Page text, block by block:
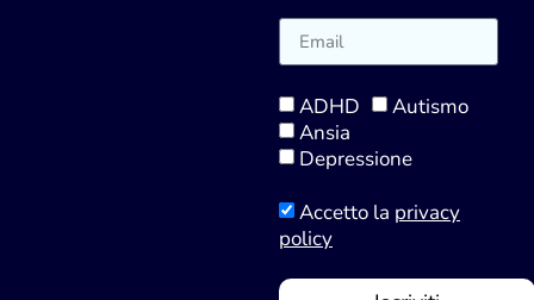
ADHD
Autismo
Ansia
Depressione
Accetto la privacy
policy